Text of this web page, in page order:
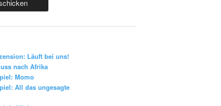
Läuft bei uns!
nach Afrika
Momo
All das ungesagte